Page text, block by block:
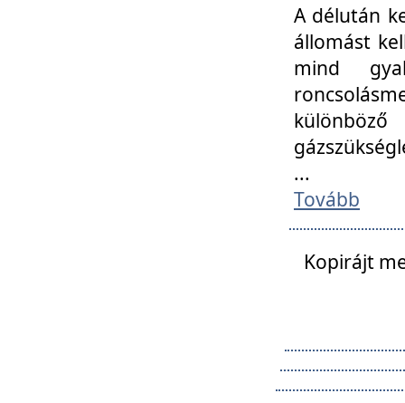
A délután
állomást
mind
...
Tovább
Kopirájt